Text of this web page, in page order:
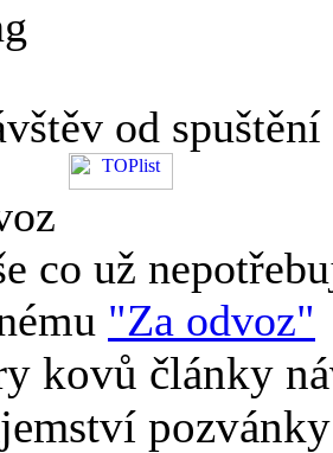
od
co už
"Za odvoz"
kovů články